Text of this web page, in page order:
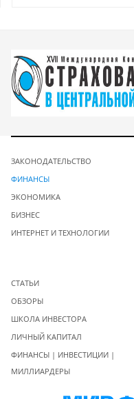
ЗАКОНОДАТЕЛЬСТВО
ФИНАНСЫ
ЭКОНОМИКА
БИЗНЕС
ИНТЕРНЕТ И ТЕХНОЛОГИИ
СТАТЬИ
ОБЗОРЫ
ШКОЛА ИНВЕСТОРА
ЛИЧНЫЙ КАПИТАЛ
ФИНАНСЫ | ИНВЕСТИЦИИ |
МИЛЛИАРДЕРЫ